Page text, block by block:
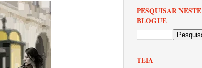
PESQUISAR NESTE
BLOGUE
TEIA